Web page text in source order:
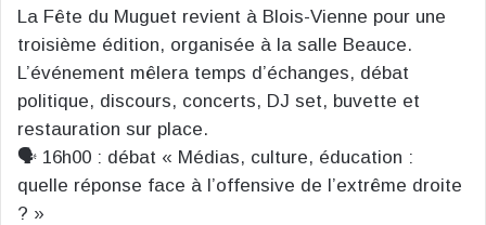
La Fête du Muguet revient à Blois-Vienne pour une
troisième édition, organisée à la salle Beauce.
L’événement mêlera temps d’échanges, débat
politique, discours, concerts, DJ set, buvette et
restauration sur place.
🗣️ 16h00 : débat « Médias, culture, éducation :
quelle réponse face à l’offensive de l’extrême droite
? »